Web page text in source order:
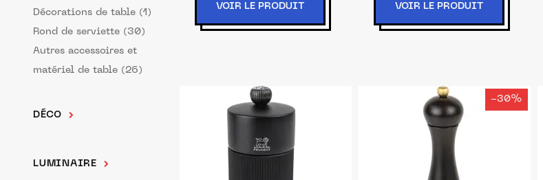
DÉCO
LUMINAIRE
Décorations de table (1)
Rond de serviette (30)
Autres accessoires et
matériel de table (26)
VOIR LE PRODUIT VOIR LE PRODUIT
-30%